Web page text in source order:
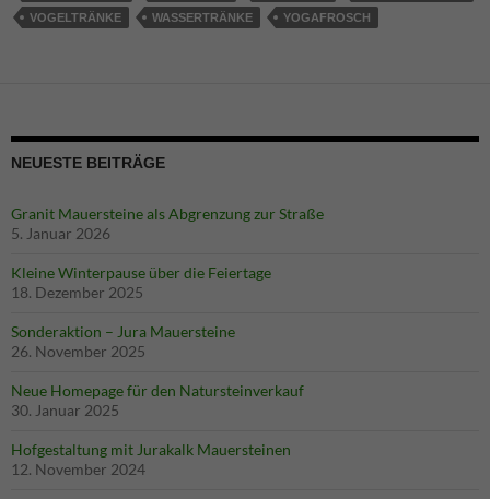
VOGELTRÄNKE
WASSERTRÄNKE YOGAFROSCH
NEUESTE BEITRÄGE
Granit Mauersteine als Abgrenzung zur Straße
5. Januar 2026
Kleine Winterpause über die Feiertage
18. Dezember 2025
Sonderaktion – Jura Mauersteine
26. November 2025
Neue Homepage für den Natursteinverkauf
30. Januar 2025
Hofgestaltung mit Jurakalk Mauersteinen
12. November 2024